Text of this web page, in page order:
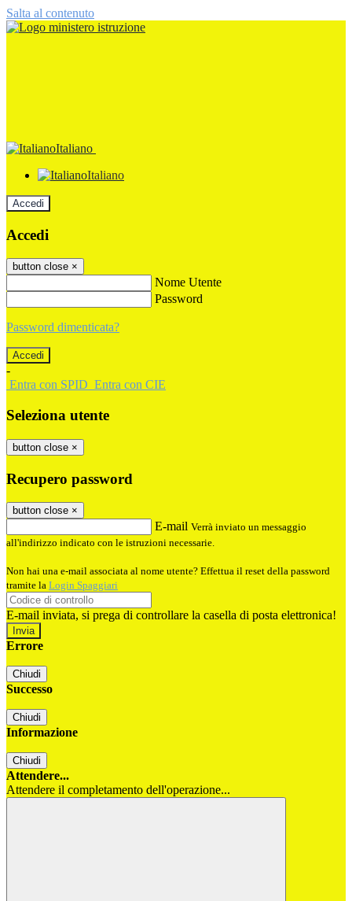
Salta al contenuto
Italiano
Italiano
Accedi
Accedi
button close ×
Nome Utente
Password
Password dimenticata?
-
Entra con SPID Entra con CIE
Seleziona utente
button close ×
Recupero password
button close ×
E-mail Verrà inviato un messaggio
all'indirizzo indicato con le istruzioni necessarie.
Non hai una e-mail associata al nome utente? Effettua il reset della password
tramite la Login Spaggiari
E-mail inviata, si prega di controllare la casella di posta elettronica!
Errore
Chiudi
Successo
Chiudi
Informazione
Chiudi
Attendere...
Attendere il completamento dell'operazione...